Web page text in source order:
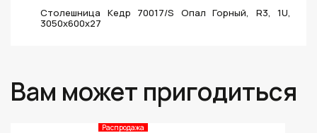
Столешница Кедр 70017/S Опал Горный, R3, 1U,
3050х600х27
Вам может пригодиться
Распродажа